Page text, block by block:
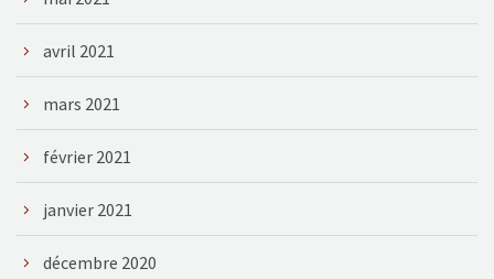
avril 2021
mars 2021
février 2021
janvier 2021
décembre 2020